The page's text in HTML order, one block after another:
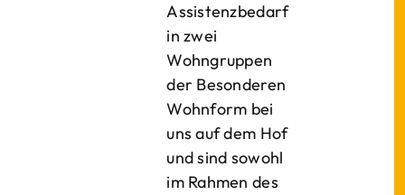
Assistenzbedarf
in zwei
Wohngruppen
der Besonderen
Wohnform bei
uns auf dem Hof
und sind sowohl
im Rahmen des